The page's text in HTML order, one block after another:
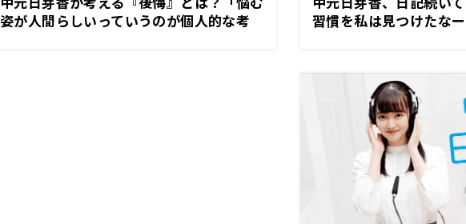
姿が人間らしいっていうのが個人的な考
習慣を私は見つけたな